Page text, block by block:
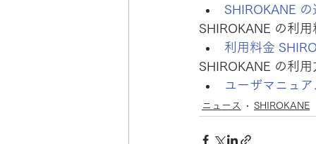
SHIROKANE
SHIROKANE の利
利用料金
SHIROKANE の利
ユーザマニュア
ニュース SHIROKANE